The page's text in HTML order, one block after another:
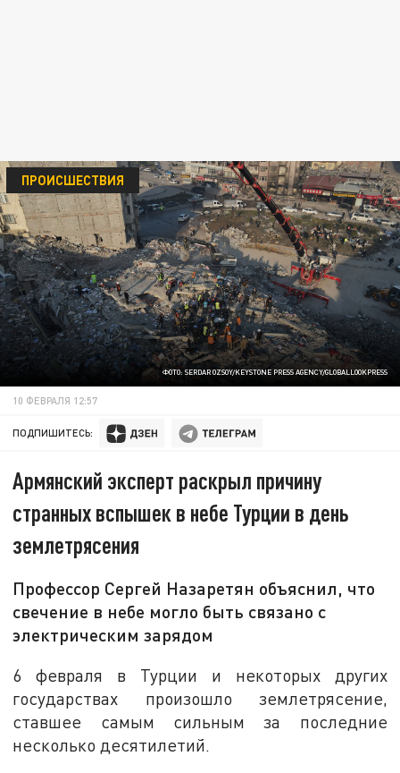
ФОТО: SERDAR OZSOY/KEYSTONE PRESS AGENCY/GLOBALLOOKPRESS
ПРОИСШЕСТВИЯ
10 ФЕВРАЛЯ 12:57
ПОДПИШИТЕСЬ:
Армянский эксперт раскрыл причину
странных вспышек в небе Турции в день
землетрясения
Профессор Сергей Назаретян объяснил, что
свечение в небе могло быть связано с
электрическим зарядом
6 февраля в Турции и некоторых других
государствах произошло землетрясение,
ставшее самым сильным за последние
несколько десятилетий.